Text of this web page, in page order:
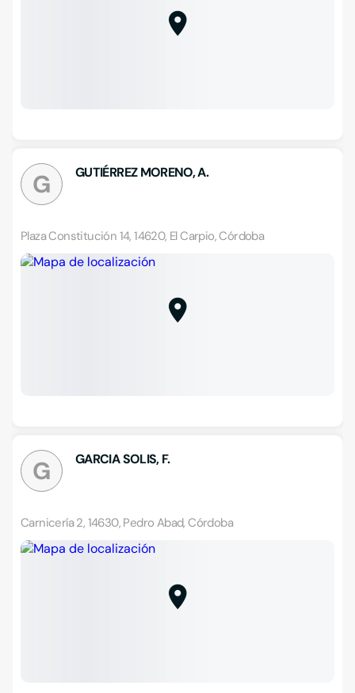
G GUTIÉRREZ MORENO, A.
Plaza Constitución 14, 14620, El Carpio, Córdoba
G GARCIA SOLIS, F.
Carnicería 2, 14630, Pedro Abad, Córdoba